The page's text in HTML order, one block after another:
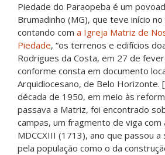
Piedade do Paraopeba é um
Brumadinho (MG), que teve início
contando com a Igreja Matriz de
Piedade, “os terrenos e edifícios
Rodrigues da Costa, em 27 de
conforme consta em documento
Arquidiocesano, de Belo Horizonte.
década de 1950, em meio às
passava a Matriz, foi encontrado
campas, um fragmento de viga com
MDCCXIII (1713), ano que passou
pela população como o da